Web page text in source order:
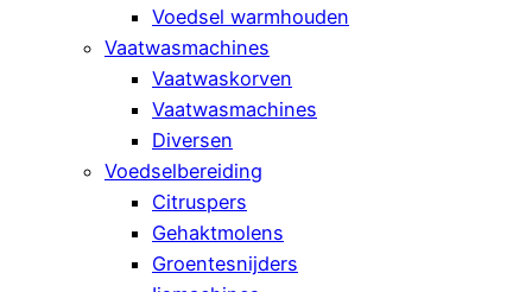
Voedsel warmhouden
Vaatwasmachines
Vaatwaskorven
Vaatwasmachines
Diversen
Voedselbereiding
Citruspers
Gehaktmolens
Groentesnijders